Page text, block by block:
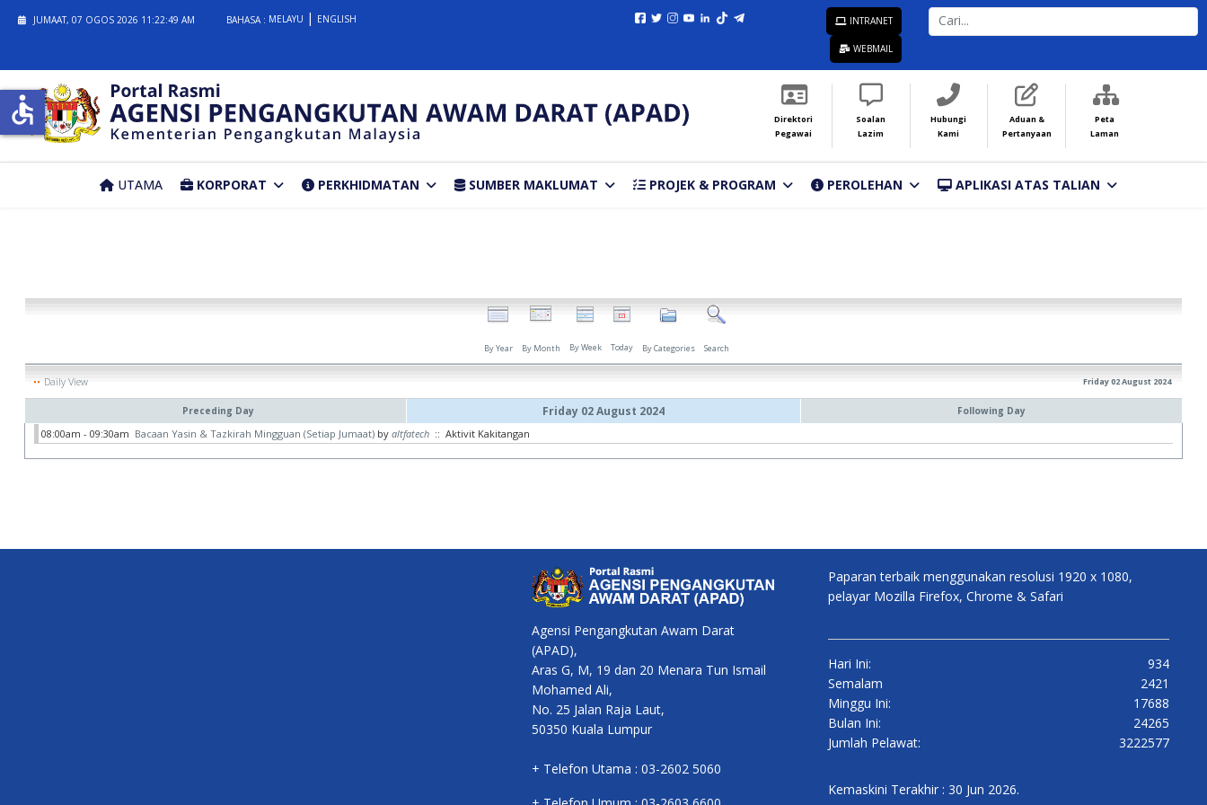
JUMAAT, 07 OGOS 2026 11:22:49 AM BAHASA : MELAYU ENGLISH INTRANET
WEBMAIL
CARI...
Direktori
Pegawai
Soalan
Lazim
Hubungi
Kami
Aduan &
Pertanyaan
Peta
Laman
UTAMA KORPORAT PERKHIDMATAN SUMBER MAKLUMAT PROJEK & PROGRAM PEROLEHAN APLIKASI ATAS TALIAN
By Year By Month By Week Today By Categories Search
Daily View Friday 02 August 2024
Preceding Day Friday 02 August 2024 Following Day
08:00am - 09:30am Bacaan Yasin & Tazkirah Mingguan (Setiap Jumaat) by altfatech :: Aktivit Kakitangan
Agensi Pengangkutan Awam Darat
(APAD),
Aras G, M, 19 dan 20 Menara Tun Ismail
Mohamed Ali,
No. 25 Jalan Raja Laut,
50350 Kuala Lumpur
+ Telefon Utama : 03-2602 5060
Paparan terbaik menggunakan resolusi 1920 x 1080,
pelayar Mozilla Firefox, Chrome & Safari
Hari Ini:
934
Semalam
2421
Minggu Ini:
17688
Bulan Ini:
24265
Jumlah Pelawat:
3222577
Kemaskini Terakhir : 30 Jun 2026.
accessible